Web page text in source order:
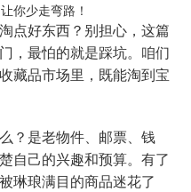
你少走弯路！
点好东西？别担心，这篇
，最怕的就是踩坑。咱们
藏品市场里，既能淘到宝
？是老物件、邮票、钱
自己的兴趣和预算。有了
琳琅满目的商品迷花了